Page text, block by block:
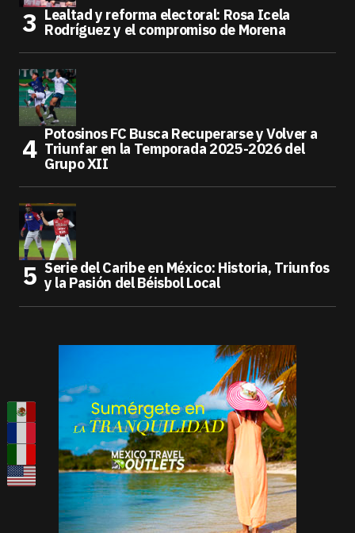
Lealtad y reforma electoral: Rosa Icela
Rodríguez y el compromiso de Morena
Potosinos FC Busca Recuperarse y Volver a
Triunfar en la Temporada 2025-2026 del
Grupo XII
Serie del Caribe en México: Historia, Triunfos
y la Pasión del Béisbol Local